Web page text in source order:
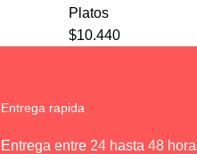
Platos
$10.440
Entrega rapida
Entrega entre 24 hasta 48